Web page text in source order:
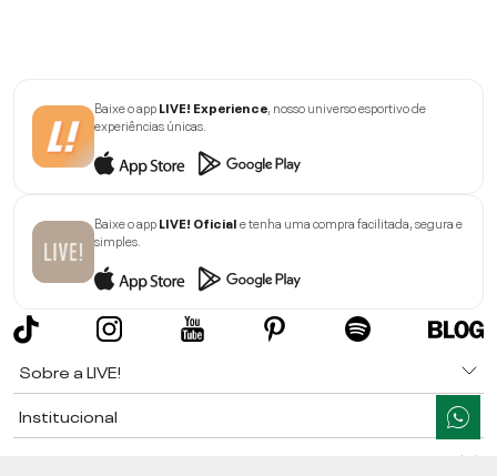
Baixe o appLIVE! Experience , nosso universo esportivo de
experiências únicas.
Baixe o appLIVE! Oficiale tenha uma compra facilitada, segura e
simples.
Sobre a LIVE!
Institucional